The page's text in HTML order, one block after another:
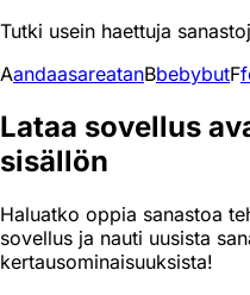
Tutki usein haettuja
AandaasareatanBbebybutF
Lataa sovellus
sisällön
Haluatko oppia sanastoa
sovellus ja nauti uusista
kertausominaisuuksista!